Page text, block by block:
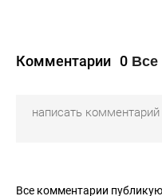
Комментарии 0 Все
Все комментарии